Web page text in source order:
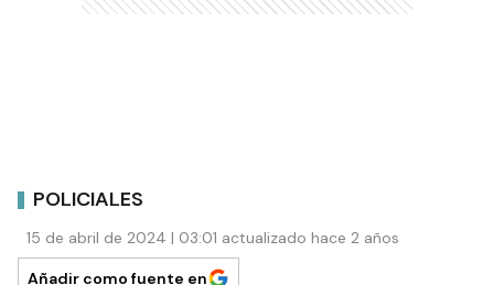
POLICIALES
15 de abril de 2024 | 03:01 actualizado hace 2 años
Añadir como fuente en